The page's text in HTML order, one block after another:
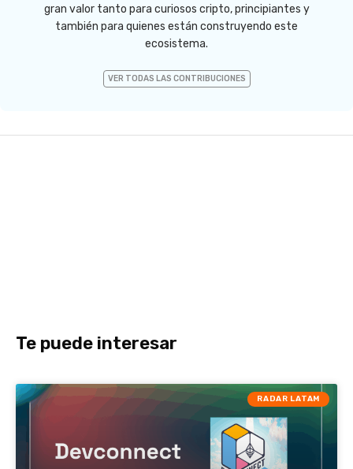
gran valor tanto para curiosos cripto, principiantes y
también para quienes están construyendo este
ecosistema.
VER TODAS LAS CONTRIBUCIONES
Te puede interesar
RADAR LATAM